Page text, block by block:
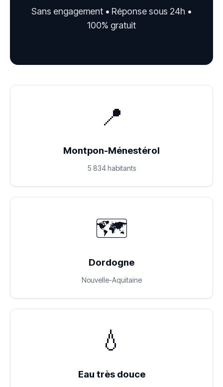
Sans engagement • Réponse sous 24h •
100% gratuit
📍
Montpon-Ménestérol
5 834 habitants
🗺️
Dordogne
Nouvelle-Aquitaine
💧
Eau très douce